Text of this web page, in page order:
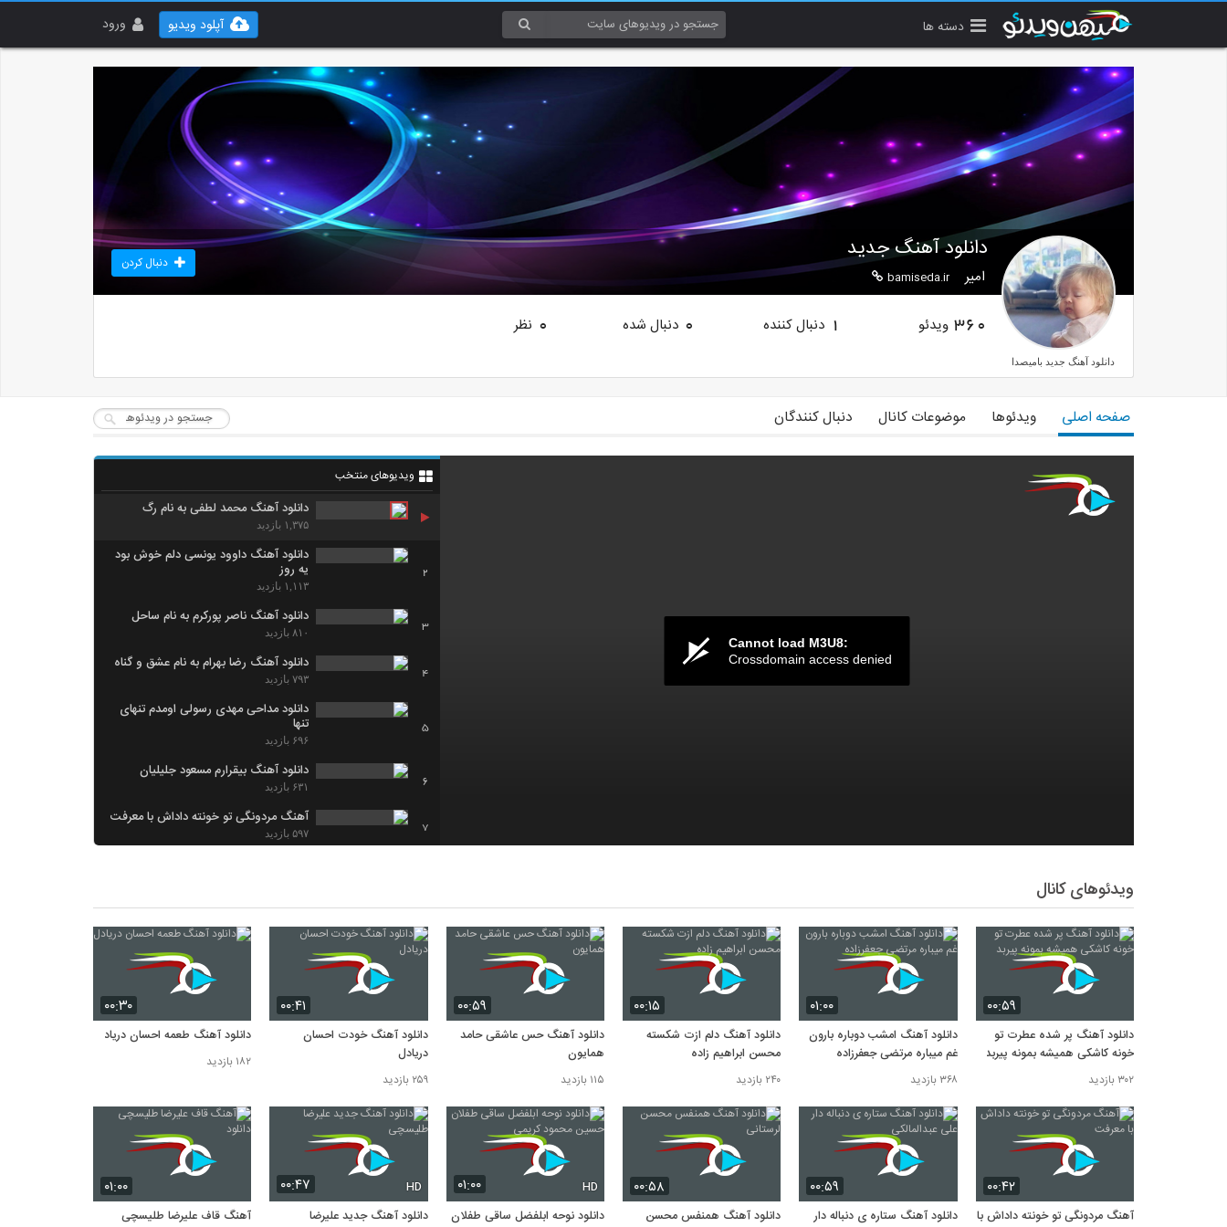
دسته ها ورود آپلود ویدیو
دانلود آهنگ جدید
امیر bamiseda.ir
دنبال کردن
360 ویدئو 1 دنبال کننده 0 دنبال شده 0 نظر
دانلود آهنگ جدید بامیصدا
صفحه اصلی ویدئوها موضوعات کانال دنبال کنندگان
Cannot load M3U8:
Crossdomain access denied
ویدیوهای منتخب
دانلود آهنگ محمد لطفی به نام رگ
۱,۳۷۵ بازدید
2
دانلود آهنگ داوود یونسی دلم خوش بود
یه روز
۱,۱۱۳ بازدید
3
دانلود آهنگ ناصر پورکرم به نام ساحل
۸۱۰ بازدید
4
دانلود آهنگ رضا بهرام به نام عشق و گناه
۷۹۳ بازدید
5
دانلود مداحی مهدی رسولی اومدم تنهای
تنها
۶۹۶ بازدید
6
دانلود آهنگ بیقرارم مسعود جلیلیان
۶۳۱ بازدید
7
آهنگ مردونگی تو خونته داداش با معرفت
۵۹۷ بازدید
9
دانلود آهنگ سرمست حسین توکلی
۵۶۶ بازدید
دانلود آهنگ عشق جان از امین رستمی
ویدئوهای کانال
۰۰:۵۹
دانلود آهنگ پر شده عطرت تو
خونه کاشکی همیشه بمونه پیربد
۳۰۲ بازدید
۰۱:۰۰
دانلود آهنگ امشب دوباره بارون
غم میباره مرتضی جعفرزاده
۳۶۸ بازدید
۰۰:۱۵
دانلود آهنگ دلم ازت شکسته
محسن ابراهیم زاده
۲۴۰ بازدید
۰۰:۵۹
دانلود آهنگ حس عاشقی حامد
همایون
۱۱۵ بازدید
۰۰:۴۱
دانلود آهنگ خودت احسان
دریادل
۲۵۹ بازدید
۰۰:۳۰
دانلود آهنگ طعمه احسان دریادل
۱۸۲ بازدید
۰۰:۴۲
آهنگ مردونگی تو خونته داداش با
۰۰:۵۹
دانلود آهنگ ستاره ی دنباله دار
۰۰:۵۸
دانلود آهنگ همنفس محسن
۰۱:۰۰ HD
دانلود نوحه ابلفضل ساقی طفلان
۰۰:۴۷ HD
دانلود آهنگ جدید علیرضا
۰۱:۰۰
آهنگ قاف علیرضا طلیسچی